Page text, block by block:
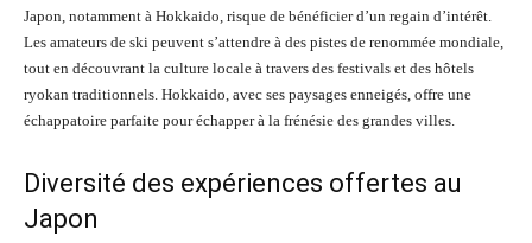
Japon, notamment à Hokkaido, risque de bénéficier d’un regain d’intérêt.
Les amateurs de ski peuvent s’attendre à des pistes de renommée mondiale,
tout en découvrant la culture locale à travers des festivals et des hôtels
ryokan traditionnels. Hokkaido, avec ses paysages enneigés, offre une
échappatoire parfaite pour échapper à la frénésie des grandes villes.
Diversité des expériences offertes au
Japon